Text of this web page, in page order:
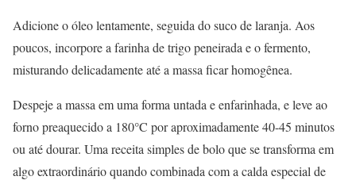
Adicione o óleo lentamente, seguida do suco de laranja. Aos
poucos, incorpore a farinha de trigo peneirada e o fermento,
misturando delicadamente até a massa ficar homogênea.
Despeje a massa em uma forma untada e enfarinhada, e leve ao
forno preaquecido a 180°C por aproximadamente 40-45 minutos
ou até dourar. Uma receita simples de bolo que se transforma em
algo extraordinário quando combinada com a calda especial de